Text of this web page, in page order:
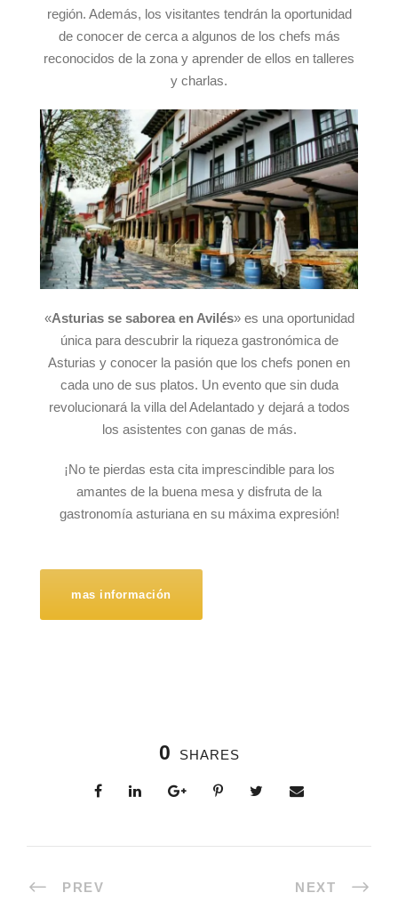
región. Además, los visitantes tendrán la oportunidad
de conocer de cerca a algunos de los chefs más
reconocidos de la zona y aprender de ellos en talleres
y charlas.
«Asturias se saborea en Avilés» es una oportunidad
única para descubrir la riqueza gastronómica de
Asturias y conocer la pasión que los chefs ponen en
cada uno de sus platos. Un evento que sin duda
revolucionará la villa del Adelantado y dejará a todos
los asistentes con ganas de más.
¡No te pierdas esta cita imprescindible para los
amantes de la buena mesa y disfruta de la
gastronomía asturiana en su máxima expresión!
mas información
0 SHARES
PREV NEXT